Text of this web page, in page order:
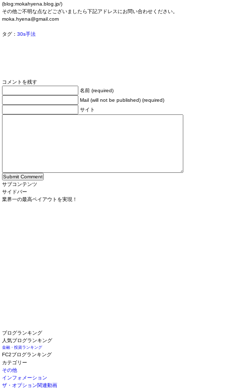
(blog:mokahyena.blog.jp/)
その他ご不明な点などございましたら下記アドレスにお問い合わせください。
moka.hyena@gmail.com
タグ：30s手法
コメントを残す
名前 (required)
Mail (will not be published) (required)
サイト
サブコンテンツ
サイドバー
業界一の最高ペイアウトを実現！
ブログランキング
人気ブログランキング
金融・投資ランキング
FC2ブログランキング
カテゴリー
その他
インフォメーション
ザ・オプション関連動画